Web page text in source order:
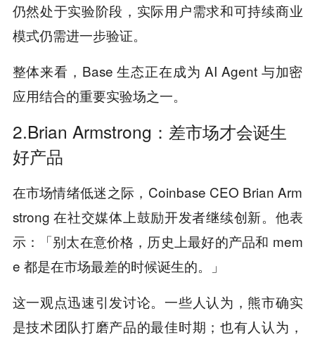
仍然处于实验阶段，实际用户需求和可持续商业
模式仍需进一步验证。
整体来看，Base 生态正在成为 AI Agent 与加密
应用结合的重要实验场之一。
2.Brian Armstrong：差市场才会诞生
好产品
在市场情绪低迷之际，Coinbase CEO Brian Arm
strong 在社交媒体上鼓励开发者继续创新。他表
示：「别太在意价格，历史上最好的产品和 mem
e 都是在市场最差的时候诞生的。」
这一观点迅速引发讨论。一些人认为，熊市确实
是技术团队打磨产品的最佳时期；也有人认为，